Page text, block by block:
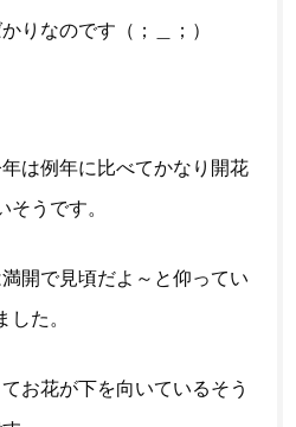
りなのです（；＿；）
は例年に比べてかな り開花
そうです。
開で見頃だよ～と仰ってい
した。
お花が下を向いているそう